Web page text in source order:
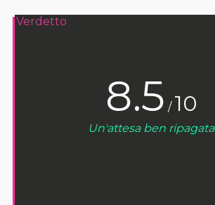
Verdetto
8.5 / 10
Un'attesa ben ripagata